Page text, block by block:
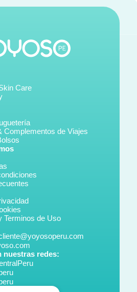
Care
Complementos de Viajes
Terminos de Uso
nuestras redes: